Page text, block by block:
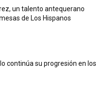
un talento antequerano
de Los Hispanos
continúa su progresión en los